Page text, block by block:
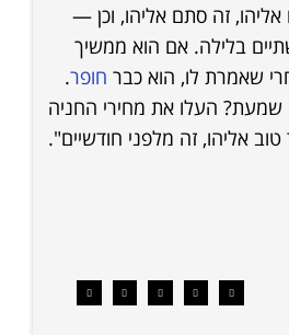
זה סתם אליהו, וכן —
בלילה. אם הוא ממשיך
שאמרת לו, הוא כבר חופר.
שמעת? העלו את מחירי החניה